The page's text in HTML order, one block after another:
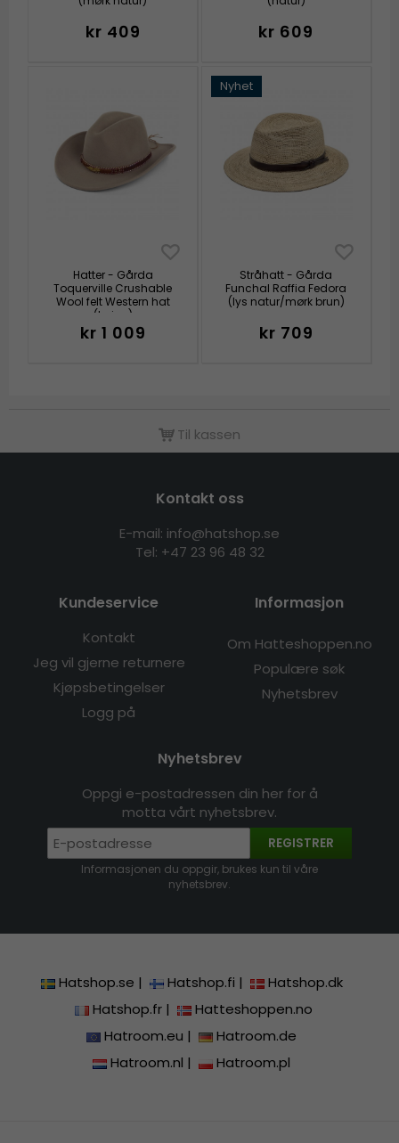
kr 409 kr 609
Hatter - Gårda
Toquerville Crushable
Wool felt Western hat
(beige)
kr 1 009
Nyhet
Stråhatt - Gårda
Funchal Raffia Fedora
(lys natur/mørk brun)
kr 709
Til kassen
Kontakt oss
E-mail: info@hatshop.se
Tel: +47 23 96 48 32
Kundeservice
Kontakt
Jeg vil gjerne returnere
Kjøpsbetingelser
Logg på
Informasjon
Om Hatteshoppen.no
Populære søk
Nyhetsbrev
Nyhetsbrev
Oppgi e-postadressen din her for å
motta vårt nyhetsbrev.
REGISTRER
Informasjonen du oppgir, brukes kun til våre
nyhetsbrev.
Hatshop.se | Hatshop.fi |
Hatshop.dk
Hatshop.fr|
Hatteshoppen.no
Hatroom.eu |
Hatroom.de
Hatroom.nl | Hatroom.pl